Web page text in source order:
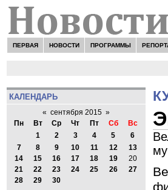
ПЕРВАЯ НОВОСТИ ПРОГРАММЫ
"Мир как никогда близко стоит к
КАЛЕНДАРЬ
« сентября 2015 »
Пн
Вт Ср Чт Пт Сб
Вс
1
2 3 4 5
6
7
8 9 10 11 12
13
14
15 16 17 18 19
20
21
22 23 24 25 26
27
28
29 30